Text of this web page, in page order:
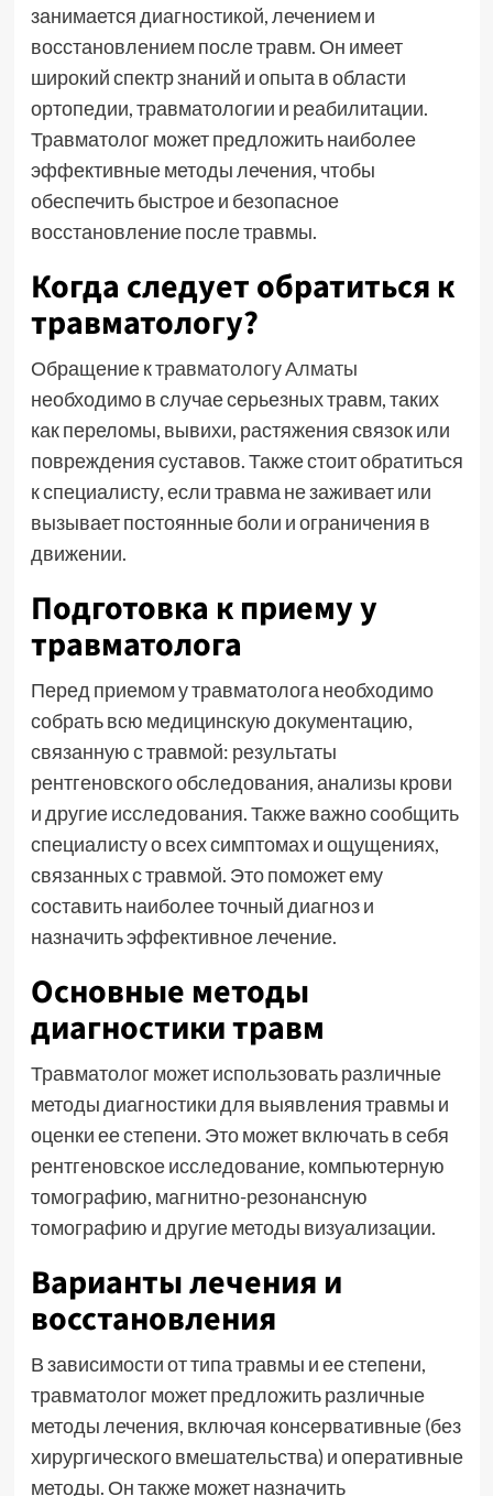
занимается диагностикой, лечением и
восстановлением после травм. Он имеет
широкий спектр знаний и опыта в области
ортопедии, травматологии и реабилитации.
Травматолог может предложить наиболее
эффективные методы лечения, чтобы
обеспечить быстрое и безопасное
восстановление после травмы.
Когда следует обратиться к
травматологу?
Обращение ктравматологу Алматы
необходимо в случае серьезных травм, таких
как переломы, вывихи, растяжения связок или
повреждения суставов. Также стоит обратиться
к специалисту, если травма не заживает или
вызывает постоянные боли и ограничения в
движении.
Подготовка к приему у
травматолога
Перед приемом у травматолога необходимо
собрать всю медицинскую документацию,
связанную с травмой: результаты
рентгеновского обследования, анализы крови
и другие исследования. Также важно сообщить
специалисту о всех симптомах и ощущениях,
связанных с травмой. Это поможет ему
составить наиболее точный диагноз и
назначить эффективное лечение.
Основные методы
диагностики травм
Травматолог может использовать различные
методы диагностики для выявления травмы и
оценки ее степени. Это может включать в себя
рентгеновское исследование, компьютерную
томографию, магнитно-резонансную
томографию и другие методы визуализации.
Варианты лечения и
восстановления
В зависимости от типа травмы и ее степени,
травматолог может предложить различные
методы лечения, включая консервативные (без
хирургического вмешательства) и оперативные
методы. Он также может назначить